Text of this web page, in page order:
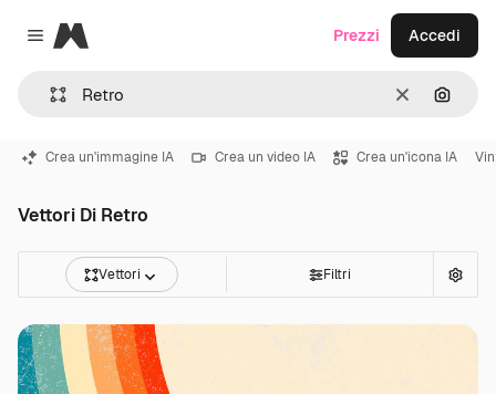
Close menu
Magnific
CancellaCerca
Prezzi Accedi
Crea un'immagine IA Crea un video IA Crea un'icona IA
Vettori Di Retro
Vettori Filtri